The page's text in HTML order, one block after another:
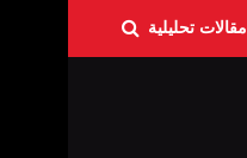
مقالات تحليلية